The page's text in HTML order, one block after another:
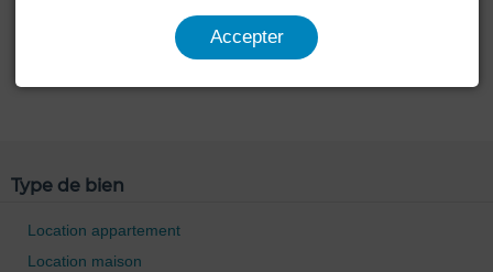
Type de bien
Location appartement
Location maison
Accepter